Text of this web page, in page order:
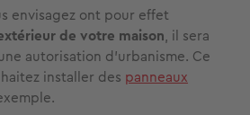
envisagez ont pour effet
de votre maison, il sera
autorisation d’urbanisme. Ce
installer des panneaux